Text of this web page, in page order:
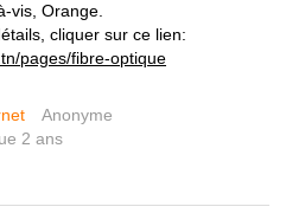
vis, Orange.
cliquer sur ce lien:
pages/fibre-optique
Anonyme
2 ans